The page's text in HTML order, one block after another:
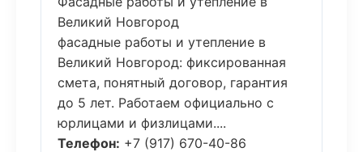
Великий Новгород
фасадные работы и утепление в
Великий Новгород: фиксированная
смета, понятный договор, гарантия
до 5 лет. Работаем официально с
юрлицами и физлицами....
Телефон: +7 (917) 670-40-86